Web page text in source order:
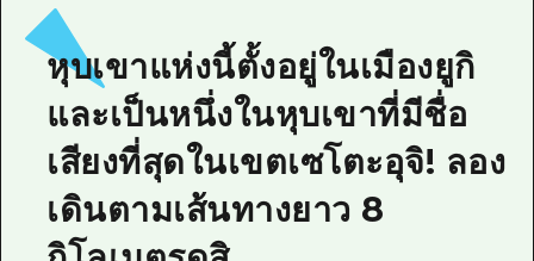
ไกด์อาสาสมัครไ
วิดีโอฮิโรชิม่า
คำถามที่พบบ่อย
ดาวน์โหลดรูปภาพ
ข้อมูลการขนส่งระหว่างเกิดภัยพิบัติ
หุบเขาแห่งนี้ตั้งอยู่ในเมืองยูกิ
และเป็นหนึ่งในหุบเขาที่มีชื่อ
เสียงที่สุดในเขตเซโตะอุจิ! ลอง
เดินตามเส้นทางยาว 8